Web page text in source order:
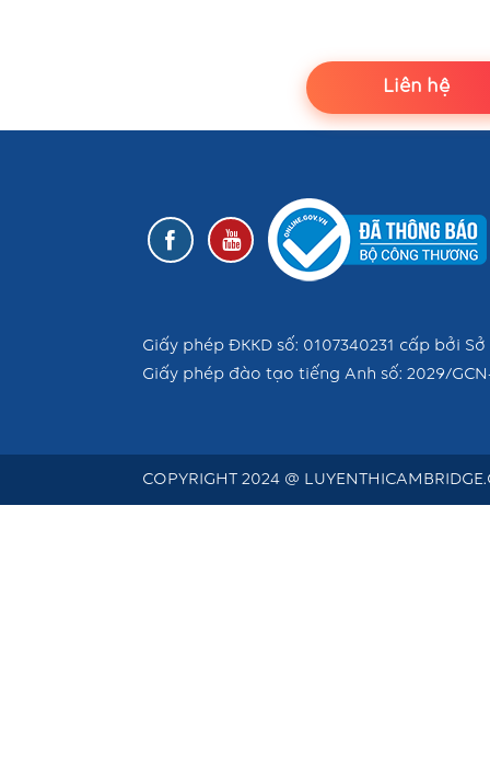
Liên hệ
Giấy phép ĐKKD số: 0107340231 cấp bởi
Giấy phép đào tạo tiếng Anh số: 2029/
COPYRIGHT 2024 @